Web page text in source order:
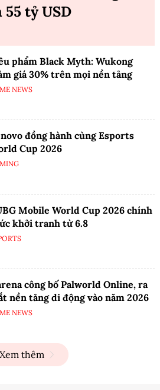
tỷ USD
phẩm Black Myth: Wukong
giá 30% trên mọi nền tảng
NEWS
đồng hành cùng Esports
Cup 2026
Mobile World Cup 2026 chính
khởi tranh từ 6.8
công bố Palworld Online, ra
nền tảng di động vào năm 2026
NEWS
Xem thêm